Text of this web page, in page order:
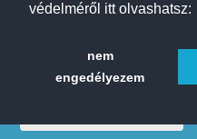
védelméről itt olvashatsz:
nem
engedélyezem